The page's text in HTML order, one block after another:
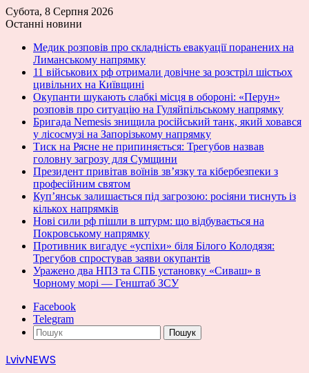
Субота, 8 Серпня 2026
Останні новини
Медик розповів про складність евакуації поранених на
Лиманському напрямку
11 військових рф отримали довічне за розстріл шістьох
цивільних на Київщині
Окупанти шукають слабкі місця в обороні: «Перун»
розповів про ситуацію на Гуляйпільському напрямку
Бригада Nemesis знищила російський танк, який ховався
у лісосмузі на Запорізькому напрямку
Тиск на Рясне не припиняється: Трегубов назвав
головну загрозу для Сумщини
Президент привітав воїнів зв’язку та кібербезпеки з
професійним святом
Куп’янськ залишається під загрозою: росіяни тиснуть із
кількох напрямків
Нові сили рф пішли в штурм: що відбувається на
Покровському напрямку
Противник вигадує «успіхи» біля Білого Колодязя:
Трегубов спростував заяви окупантів
Уражено два НПЗ та СПБ установку «Сиваш» в
Чорному морі — Генштаб ЗСУ
Facebook
Telegram
Пошук
LvivNEWS